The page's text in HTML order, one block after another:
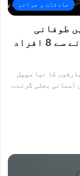
حادثات و جرائم
طوفانی
بارش، آسمانی بجلی گرنے سے 8 افراد
کا نیا سپیل
آسمانی بجلی گرنے…